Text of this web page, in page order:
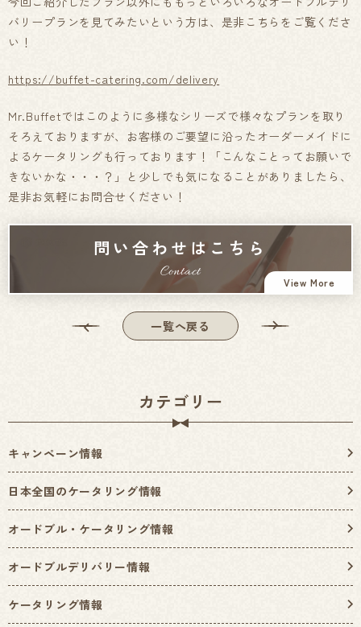
バリープランを見てみたいという方は、是非こちらをご覧くださ
い！
https://buffet-catering.com/delivery
Mr.Buffetではこのように多様なシリーズで様々なプランを取り
そろえておりますが、お客様のご要望に沿ったオーダーメイドに
よるケータリングも行っております！「こんなことってお願いで
きないかな・・・？」と少しでも気になることがありましたら、
是非お気軽にお問合せください！
問い合わせはこちら
Contact
View More
一覧へ戻る
カテゴリー
キャンペーン情報
日本全国のケータリング情報
オードブル・ケータリング情報
オードブルデリバリー情報
ケータリング情報